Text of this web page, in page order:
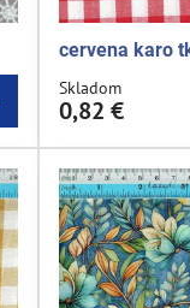
cervena karo
Skladom
0,82 €